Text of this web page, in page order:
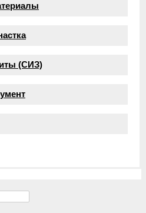
(СИЗ)